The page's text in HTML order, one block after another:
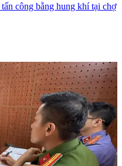
công bằng hung khí tại chợ